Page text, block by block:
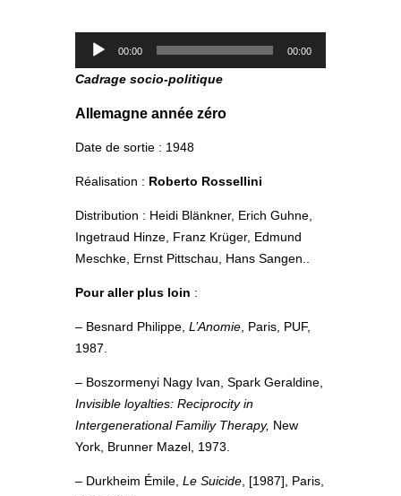
Lecteur
00:00 00:00
Cadrage socio-politique
Allemagne année zéro
Date de sortie : 1948
Réalisation : Roberto Rossellini
Distribution : Heidi Blänkner, Erich Guhne,
Ingetraud Hinze, Franz Krüger, Edmund
Meschke, Ernst Pittschau, Hans Sangen..
Pour aller plus loin :
– Besnard Philippe, L’Anomie , Paris, PUF,
1987.
– Boszormenyi Nagy Ivan, Spark Geraldine,
Invisible loyalties: Reciprocity in
Intergenerational Familiy Therapy, New
York, Brunner Mazel, 1973.
– Durkheim Émile, Le Suicide , [1987], Paris,